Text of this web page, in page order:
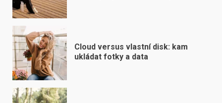
Cloud versus vlastní disk: kam
ukládat fotky a data